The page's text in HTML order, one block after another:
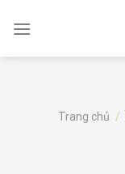
Trang chủ /